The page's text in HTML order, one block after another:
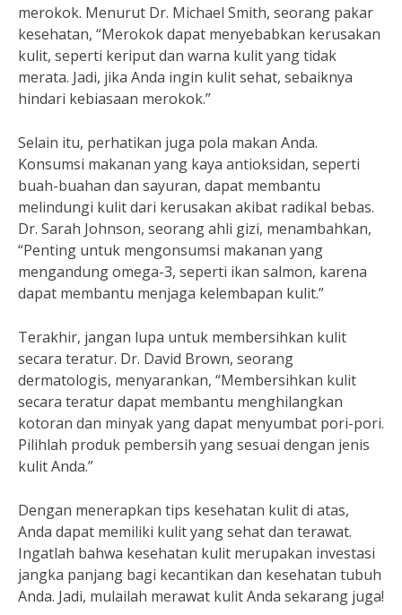
merokok. Menurut Dr. Michael Smith, seorang pakar
kesehatan, “Merokok dapat menyebabkan kerusakan
kulit, seperti keriput dan warna kulit yang tidak
merata. Jadi, jika Anda ingin kulit sehat, sebaiknya
hindari kebiasaan merokok.”
Selain itu, perhatikan juga pola makan Anda.
Konsumsi makanan yang kaya antioksidan, seperti
buah-buahan dan sayuran, dapat membantu
melindungi kulit dari kerusakan akibat radikal bebas.
Dr. Sarah Johnson, seorang ahli gizi, menambahkan,
“Penting untuk mengonsumsi makanan yang
mengandung omega-3, seperti ikan salmon, karena
dapat membantu menjaga kelembapan kulit.”
Terakhir, jangan lupa untuk membersihkan kulit
secara teratur. Dr. David Brown, seorang
dermatologis, menyarankan, “Membersihkan kulit
secara teratur dapat membantu menghilangkan
kotoran dan minyak yang dapat menyumbat pori-pori.
Pilihlah produk pembersih yang sesuai dengan jenis
kulit Anda.”
Dengan menerapkan tips kesehatan kulit di atas,
Anda dapat memiliki kulit yang sehat dan terawat.
Ingatlah bahwa kesehatan kulit merupakan investasi
jangka panjang bagi kecantikan dan kesehatan tubuh
Anda. Jadi, mulailah merawat kulit Anda sekarang juga!